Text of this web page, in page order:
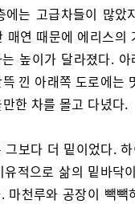
에는 고급차들이 많
매연 때문에 에리스
높이가 달라졌다.
낀 아래쪽 도로에는
한 차를 몰고 다녔다.
보다 더 밑이었다.
적으로 삶의 밑바닥
마천루와 공장이 빽